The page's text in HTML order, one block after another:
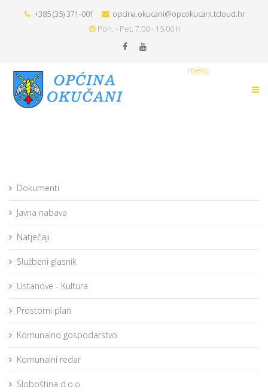
+385 (35) 371-001
opcina.okucani@opcokucani.tcloud.hr
Pon. - Pet. 7:00 - 15:00 h
menu
Dokumenti
Javna nabava
Natječaji
Službeni glasnik
Ustanove - Kultura
Prostorni plan
Komunalno gospodarstvo
Komunalni redar
Sloboština d.o.o.